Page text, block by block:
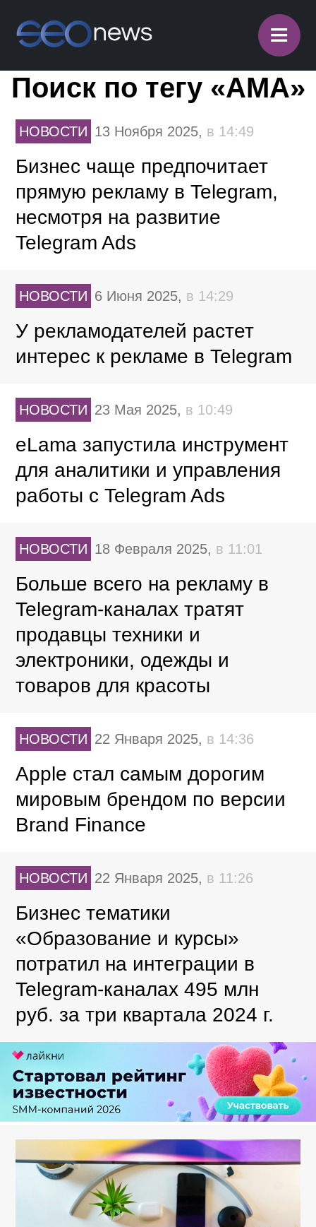
≡
Поиск по тегу «AMA»
НОВОСТИ 13 Ноября 2025, в 14:49
Бизнес чаще предпочитает
прямую рекламу в Telegram,
несмотря на развитие
Telegram Ads
НОВОСТИ 6 Июня 2025, в 14:29
У рекламодателей растет
интерес к рекламе в Telegram
НОВОСТИ 23 Мая 2025, в 10:49
eLama запустила инструмент
для аналитики и управления
работы с Telegram Ads
НОВОСТИ 18 Февраля 2025, в 11:01
Больше всего на рекламу в
Telegram-каналах тратят
продавцы техники и
электроники, одежды и
товаров для красоты
НОВОСТИ 22 Января 2025, в 14:36
Apple стал самым дорогим
мировым брендом по версии
Brand Finance
НОВОСТИ 22 Января 2025, в 11:26
Бизнес тематики
«Образование и курсы»
потратил на интеграции в
Telegram-каналах 495 млн
руб. за три квартала 2024 г.